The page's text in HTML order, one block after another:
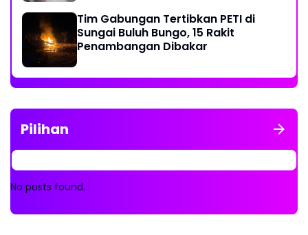
Tim Gabungan Tertibkan PETI di
Sungai Buluh Bungo, 15 Rakit
Penambangan Dibakar
Pilihan
No posts found.